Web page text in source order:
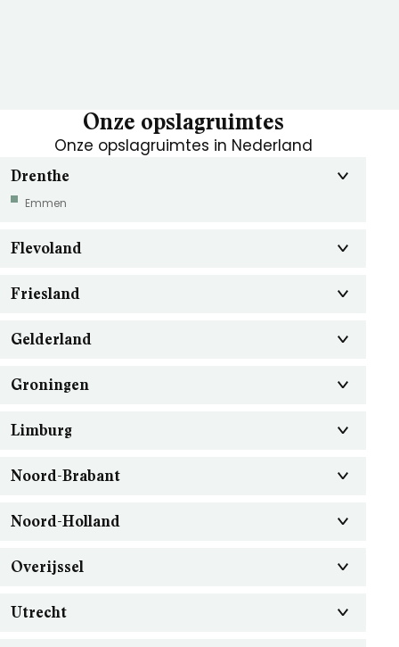
Onze opslagruimtes
Onze opslagruimtes in Nederland
Drenthe
Emmen
Flevoland
Friesland
Gelderland
Groningen
Limburg
Noord-Brabant
Noord-Holland
Overijssel
Utrecht